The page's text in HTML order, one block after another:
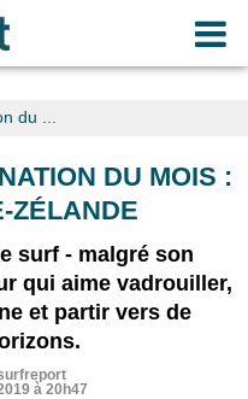
du ...
DU MOIS :
ZÉLANDE
surf - malgré son
qui aime vadrouiller,
et partir vers de
à 20h47